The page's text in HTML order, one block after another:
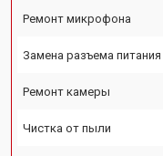
Ремонт микрофона
Замена разъема питания
Ремонт камеры
Чистка от пыли